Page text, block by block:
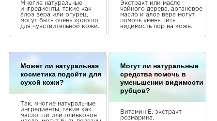
Многие натуральные
ингредиенты, такие как
алоэ вера или огурец,
могут быть очень хорошо
для чувствительной кожи.
Экстракт или масло
чайного дерева, аргановое
масло и алоэ вера могут
помочь уменьшить
видимость пор на коже.
Может ли натуральная
косметика подойти для
сухой кожи?
Так, многие натуральные
ингредиенты, такие как
масло ши или оливковое
Могут ли натуральные
средства помочь в
уменьшении видимости
рубцов?
Витамин Е, экстракт
розмарина,